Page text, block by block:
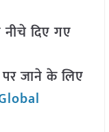
दिए गए
जाने के लिए